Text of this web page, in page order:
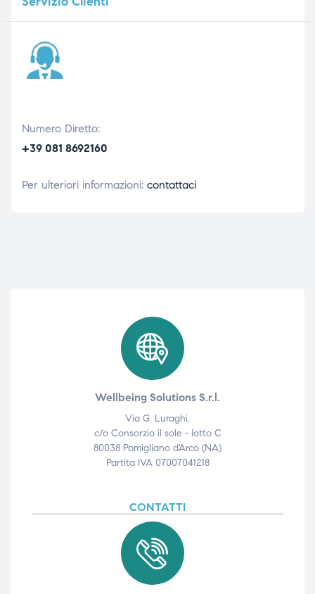
Numero Diretto:
+39 081 8692160
Per ulteriori informazioni: contattaci
Wellbeing Solutions S.r.l.
Via G. Luraghi,
c/o Consorzio il sole - lotto C
80038 Pomigliano d'Arco (NA)
Partita IVA 07007041218
CONTATTI